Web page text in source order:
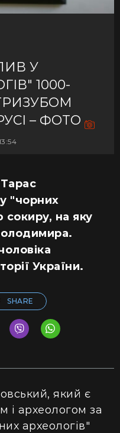
У
1000-
– ФОТО
"чорних
сокиру, на яку
України.
SHARE
який є
і археологом за
археологів"